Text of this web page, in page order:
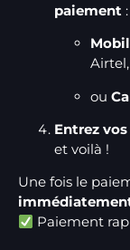
paiement :
ou
Entrez
et voilà !
Une fois le
Paiement